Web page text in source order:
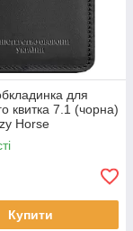
для
квитка 7.1 (чорна)
Horse
Купити